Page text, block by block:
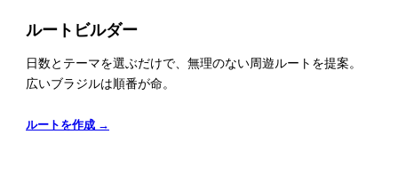
ルートビルダー
日数とテーマを選ぶだけで、無理のない周遊ルートを提案。
広いブラジルは順番が命。
ルートを作成 →